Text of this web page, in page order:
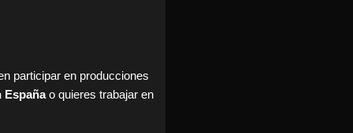
participar en producciones
Españao quieres trabajar en